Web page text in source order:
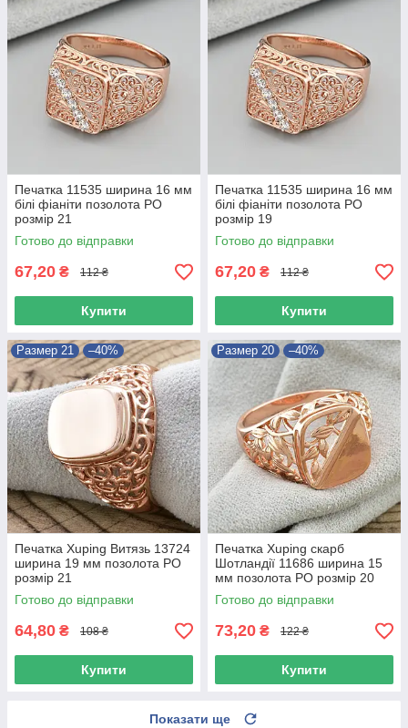
Печатка 11535 ширина 16 мм
білі фіаніти позолота РО
розмір 21
Готово до відправки
67,20 ₴ 112 ₴
Купити
Печатка 11535 ширина 16 мм
білі фіаніти позолота РО
розмір 19
Готово до відправки
67,20 ₴ 112 ₴
Купити
Размер 21 –40%
Печатка Xuping Витязь 13724
ширина 19 мм позолота РО
розмір 21
Готово до відправки
64,80 ₴ 108 ₴
Купити
Размер 20 –40%
Печатка Xuping скарб
Шотландії 11686 ширина 15
мм позолота РО розмір 20
Готово до відправки
73,20 ₴ 122 ₴
Купити
Показати ще